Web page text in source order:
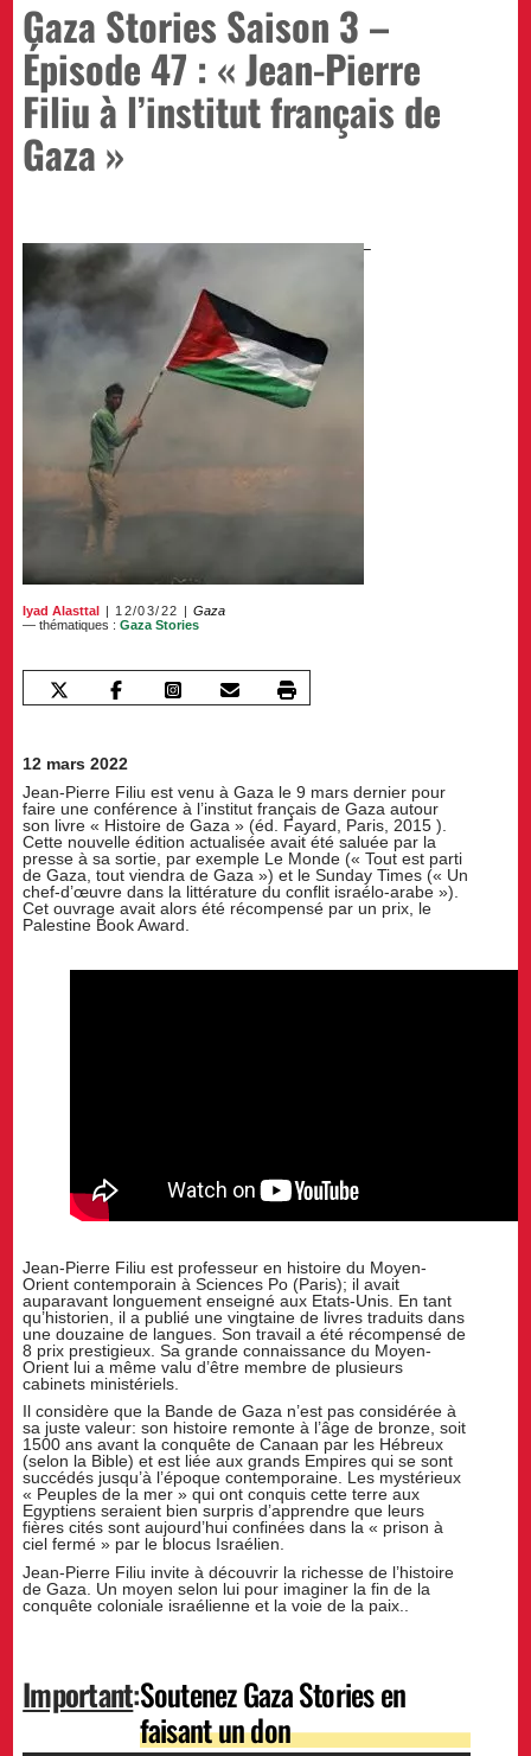
Gaza Stories Saison 3 –
Épisode 47 : « Jean-Pierre
Filiu à l’institut français de
Gaza »
Iyad Alasttal 12/03/22
Gaza
— thématiques :Gaza Stories
12 mars 2022
Jean-Pierre Filiu est venu à Gaza le 9 mars dernier pour
faire une conférence à l’institut français de Gaza autour
son livre « Histoire de Gaza » (éd. Fayard, Paris, 2015 ).
Cette nouvelle édition actualisée avait été saluée par la
presse à sa sortie, par exemple Le Monde (« Tout est parti
de Gaza, tout viendra de Gaza ») et le Sunday Times (« Un
chef-d’œuvre dans la littérature du conflit israélo-arabe »).
Cet ouvrage avait alors été récompensé par un prix, le
Palestine Book Award.
Jean-Pierre Filiu est professeur en histoire du Moyen-
Orient contemporain à Sciences Po (Paris); il avait
auparavant longuement enseigné aux Etats-Unis. En tant
qu’historien, il a publié une vingtaine de livres traduits dans
une douzaine de langues. Son travail a été récompensé de
8 prix prestigieux. Sa grande connaissance du Moyen-
Orient lui a même valu d’être membre de plusieurs
cabinets ministériels.
Il considère que la Bande de Gaza n’est pas considérée à
sa juste valeur: son histoire remonte à l’âge de bronze, soit
1500 ans avant la conquête de Canaan par les Hébreux
(selon la Bible) et est liée aux grands Empires qui se sont
succédés jusqu’à l’époque contemporaine. Les mystérieux
« Peuples de la mer » qui ont conquis cette terre aux
Egyptiens seraient bien surpris d’apprendre que leurs
fières cités sont aujourd’hui confinées dans la « prison à
ciel fermé » par le blocus Israélien.
Jean-Pierre Filiu invite à découvrir la richesse de l’histoire
de Gaza. Un moyen selon lui pour imaginer la fin de la
conquête coloniale israélienne et la voie de la paix..
Important:Soutenez Gaza Stories en
faisant un don